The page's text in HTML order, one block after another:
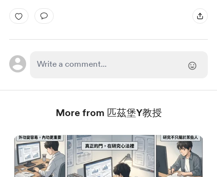
More from 匹茲堡Y教授